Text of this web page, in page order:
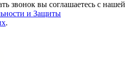
звонок вы соглашаетесь с нашей
и Защиты
.